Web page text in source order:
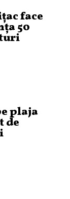
face
50
plaja
de